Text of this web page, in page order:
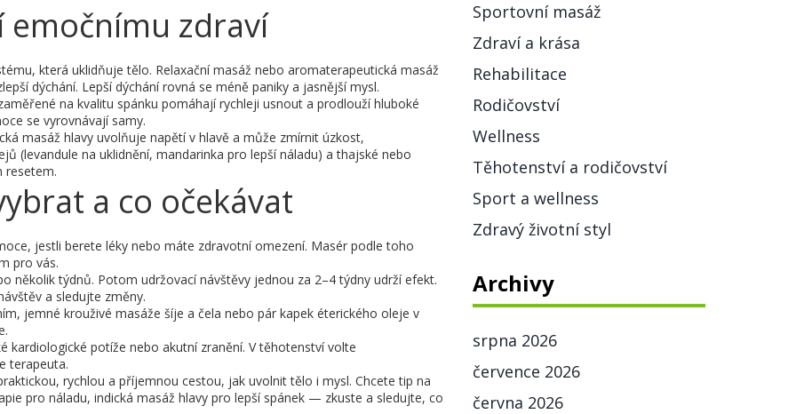
emočnímu zdraví
která uklidňuje tělo. Relaxační masáž nebo aromaterapeutická masáž
dýchání. Lepší dýchání rovná se méně paniky a jasnější mysl.
na kvalitu spánku pomáhají rychleji usnout a prodlouží hluboké
se vyrovnávají samy.
masáž hlavy uvolňuje napětí v hlavě a může zmírnit úzkost,
(levandule na uklidnění, mandarinka pro lepší náladu) a thajské nebo
resetem.
a co očekávat
jestli berete léky nebo máte zdravotní omezení. Masér podle toho
pro vás.
několik týdnů. Potom udržovací návštěvy jednou za 2–4 týdny udrží efekt.
a sledujte změny.
jemné krouživé masáže šíje a čela nebo pár kapek éterického oleje v
kardiologické potíže nebo akutní zranění. V těhotenství volte
terapeuta.
rychlou a příjemnou cestou, jak uvolnit tělo i mysl. Chcete tip na
pro náladu, indická masáž hlavy pro lepší spánek — zkuste a sledujte, co
Sportovní masáž
Zdraví a krása
Rehabilitace
Rodičovství
Wellness
Těhotenství a rodičovství
Sport a wellness
Zdravý životní styl
Archivy
srpna 2026
července 2026
června 2026